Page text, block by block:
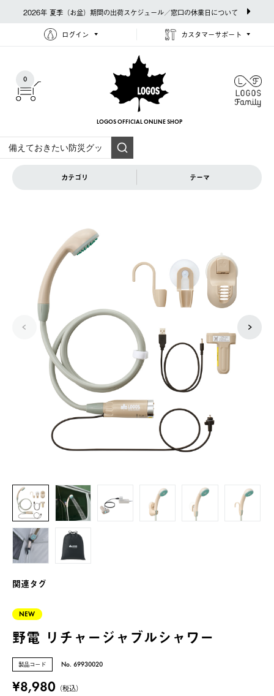
2026年 夏季（お盆）期間の出荷スケジュール／窓口の休業日について
ログイン カスタマーサポート
0
LOGOS OFFICIAL ONLINE SHOP
カテゴリ テーマ
関連タグ
NEW
野電 リチャージャブルシャワー
製品コード No. 69930020
¥8,980 （税込）